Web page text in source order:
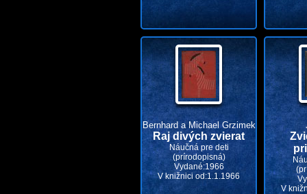
Bernhard a Michael Grzimek
Raj divých zvierat
Náučná pre deti
(prírodopisná)
Vydané:1966
V knižnici od:1.1.1966
V